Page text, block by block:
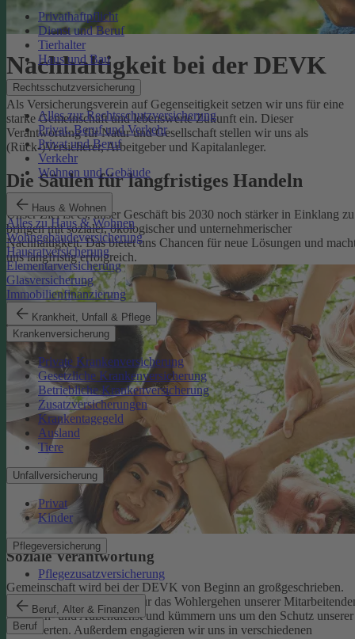
Privathaftpflicht
Dienst und Beruf
Tierhalter
Haus und Bau
Rechtsschutzversicherung
Alles zur Rechtsschutzversicherung
Privat, Beruf und Verkehr
Privat und Beruf
Verkehr
Wohnen und Gebäude
Haus & Wohnen
Alles zu Haus & Wohnen
Wohngebäudeversicherung
Hausratversicherung
Elementarversicherung
Glasversicherung
Immobilienfinanzierung
Krankheit, Unfall & Pflege
Krankenversicherung
Private Krankenversicherung
Gesetzliche Krankenversicherung
Betriebliche Krankenversicherung
Zusatzversicherungen
Krankentagegeld
Ausland
Tiere
Unfallversicherung
Privat
Kinder
Pflegeversicherung
Pflegezusatzversicherung
Beruf, Alter & Finanzen
Beruf
Nachhaltigkeit bei der DEVK
Als Versicherungsverein auf Gegenseitigkeit setzen wir uns für eine
starke Gemeinschaft und lebenswerte Zukunft ein. Dieser
Verantwortung für Natur und Gesellschaft stellen wir uns als
(Rück-)Versicherer, Arbeitgeber und Kapitalanleger.
Die Säulen für langfristiges Handeln
Unser Ziel ist es, unser Geschäft bis 2030 noch stärker in Einklang zu
bringen mit sozialer, ökologischer und unternehmerischer
Nachhaltigkeit. Das bietet uns Chancen für neue Lösungen und
uns langfristig erfolgreich.
Soziale Verantwortung
Gemeinschaft wird bei der DEVK von Beginn an großgeschrieben.
Deshalb tragen wir Sorge für das Wohlergehen unserer
im Innen- und Außendienst und kümmern uns um den Schutz unserer
Versicherten. Außerdem engagieren wir uns in verschiedenen